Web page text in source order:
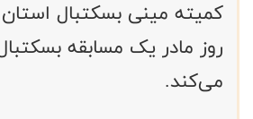
کمیته مینی بسکتبال
روز مادر یک مسابقه
می‌کند.